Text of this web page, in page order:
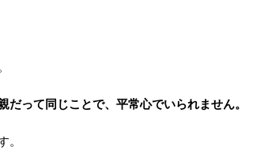
だって同じことで、平常心でいられません。
。